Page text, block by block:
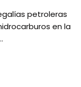
petroleras
en la